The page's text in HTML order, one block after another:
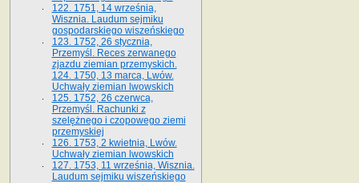
122. 1751, 14 września,
Wisznia. Laudum sejmiku
gospodarskiego wiszeńskiego
123. 1752, 26 stycznia,
Przemyśl. Reces zerwanego
zjazdu ziemian przemyskich.
124. 1750, 13 marca, Lwów.
Uchwały ziemian lwowskich
125. 1752, 26 czerwca,
Przemyśl. Rachunki z
szelężnego i czopowego ziemi
przemyskiej
126. 1753, 2 kwietnia, Lwów.
Uchwały ziemian lwowskich
127. 1753, 11 września, Wisznia.
Laudum sejmiku wiszeńskiego